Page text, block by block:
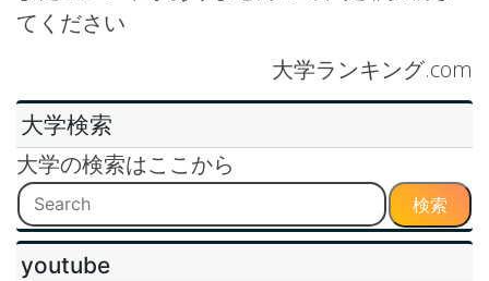
てください
大学ランキング.com
大学検索
大学の検索はここから
検索
youtube